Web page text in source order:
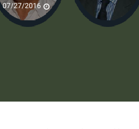
07/27/2016